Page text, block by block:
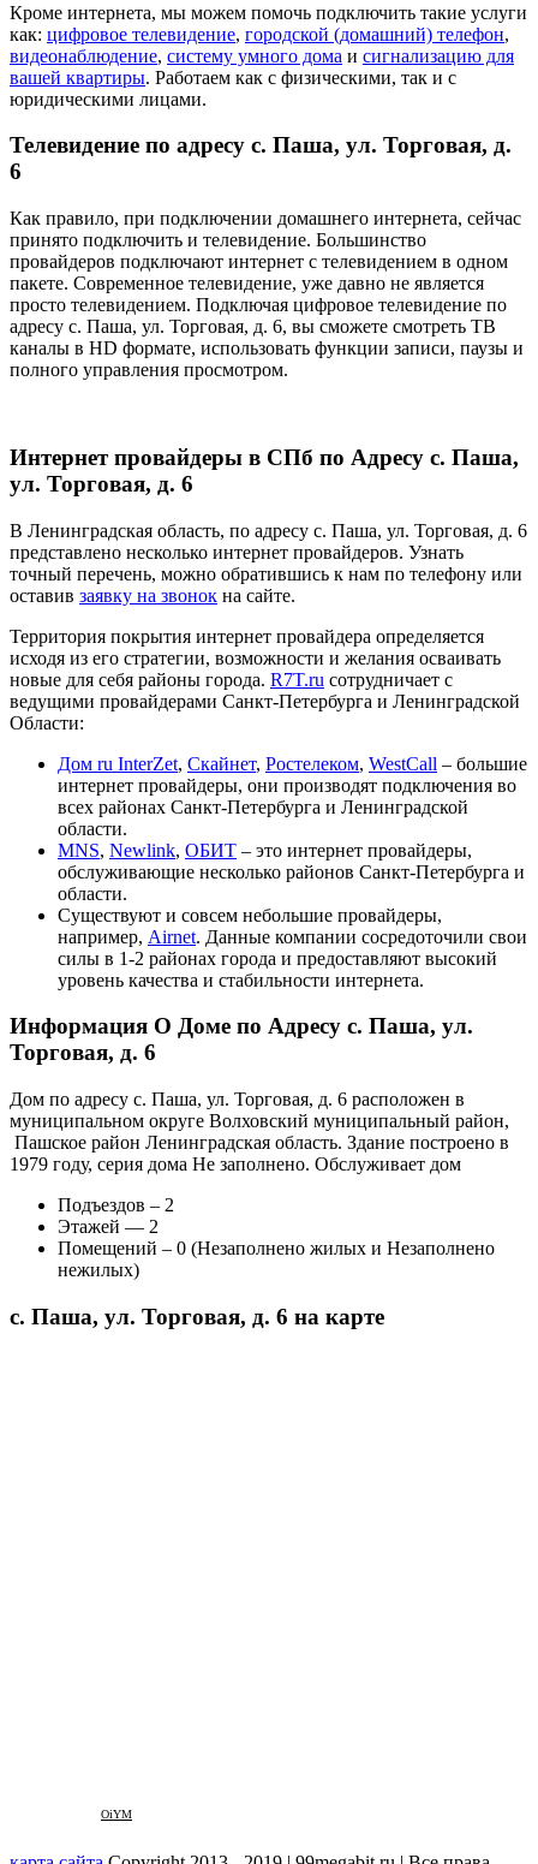
Кроме интернета, мы можем помочь подключить такие услуги
как: цифровое телевидение, городской (домашний) телефон,
видеонаблюдение, систему умного дома и сигнализацию для
вашей квартиры. Работаем как с физическими, так и с
юридическими лицами.
Телевидение по адресу с. Паша, ул. Торговая, д.
6
Как правило, при подключении домашнего интернета, сейчас
принято подключить и телевидение. Большинство
провайдеров подключают интернет с телевидением в одном
пакете. Современное телевидение, уже давно не является
просто телевидением. Подключая цифровое телевидение по
адресу с. Паша, ул. Торговая, д. 6, вы сможете смотреть ТВ
каналы в HD формате, использовать функции записи, паузы и
полного управления просмотром.
Интернет провайдеры в СПб по Адресу с. Паша,
ул. Торговая, д. 6
В Ленинградская область, по адресу с. Паша, ул. Торговая, д. 6
представлено несколько интернет провайдеров. Узнать
точный перечень, можно обратившись к нам по телефону или
оставив заявку на звонок на сайте.
Территория покрытия интернет провайдера определяется
исходя из его стратегии, возможности и желания осваивать
новые для себя районы города. R7T.ru сотрудничает с
ведущими провайдерами Санкт-Петербурга и Ленинградской
Области:
Дом ru InterZet, Скайнет, Ростелеком, WestCall – большие
интернет провайдеры, они производят подключения во
всех районах Санкт-Петербурга и Ленинградской
области.
MNS, Newlink, ОБИТ – это интернет провайдеры,
обслуживающие несколько районов Санкт-Петербурга и
области.
Существуют и совсем небольшие провайдеры,
например, Airnet. Данные компании сосредоточили свои
силы в 1-2 районах города и предоставляют высокий
уровень качества и стабильности интернета.
Информация О Доме по Адресу с. Паша, ул.
Торговая, д. 6
Дом по адресу с. Паша, ул. Торговая, д. 6 расположен в
муниципальном округе Волховский муниципальный район,
Пашское район Ленинградская область. Здание построено в
1979 году, серия дома Не заполнено. Обслуживает дом
Подъездов – 2
Этажей — 2
Помещений – 0 (Незаполнено жилых и Незаполнено
нежилых)
с. Паша, ул. Торговая, д. 6 на карте
OiYM